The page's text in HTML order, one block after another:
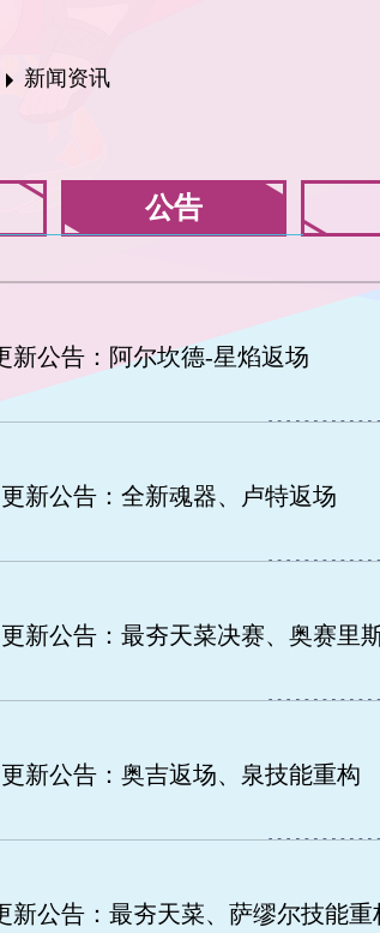
公告
新闻资讯
新公告：阿尔坎德-星焰返场
新公告：全新魂器、卢特返场
新公告：最夯天菜决赛、奥赛里
新公告：奥吉返场、泉技能重构
新公告：最夯天菜、萨缪尔技能重